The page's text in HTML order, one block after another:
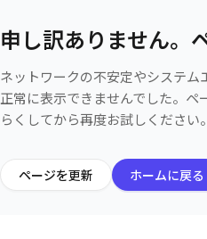
申し訳ありません。
ネットワークの不安定やシステム
正常に表示できませんでした。ペ
らくしてから再度お試しください。
ページを更新 ホームに戻る